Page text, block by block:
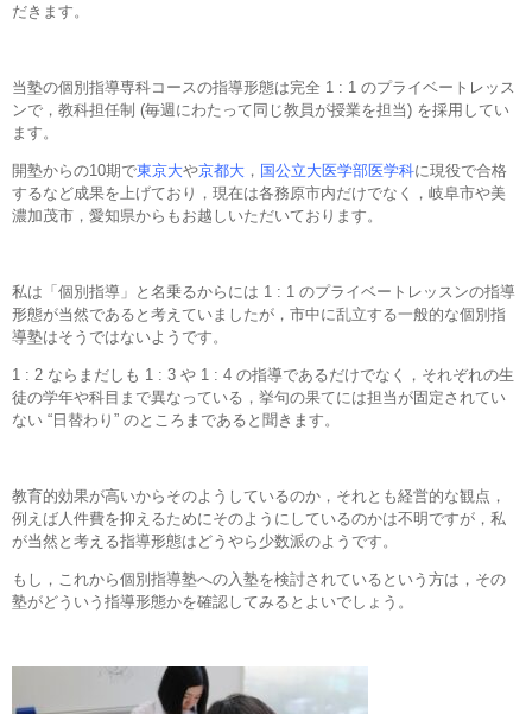
だきます。
当塾の個別指導専科コースの指導形態は完全 1 : 1 のプライベートレッス
ンで，教科担任制 (毎週にわたって同じ教員が授業を担当) を採用してい
ます。
開塾からの10期で東京大や京都大 ， 国公立大医学部医学科に現役で合格
するなど成果を上げており，現在は各務原市内だけでなく，岐阜市や美
濃加茂市，愛知県からもお越しいただいております。
私は「個別指導」と名乗るからには 1 : 1 のプライベートレッスンの指導
形態が当然であると考えていましたが，市中に乱立する一般的な個別指
導塾はそうではないようです。
1 : 2 ならまだしも 1 : 3 や 1 : 4 の指導であるだけでなく，それぞれの生
徒の学年や科目まで異なっている，挙句の果てには担当が固定されてい
ない “日替わり” のところまであると聞きます。
教育的効果が高いからそのようしているのか，それとも経営的な観点，
例えば人件費を抑えるためにそのようにしているのかは不明ですが，私
が当然と考える指導形態はどうやら少数派のようです。
もし，これから個別指導塾への入塾を検討されているという方は，その
塾がどういう指導形態かを確認してみるとよいでしょう。